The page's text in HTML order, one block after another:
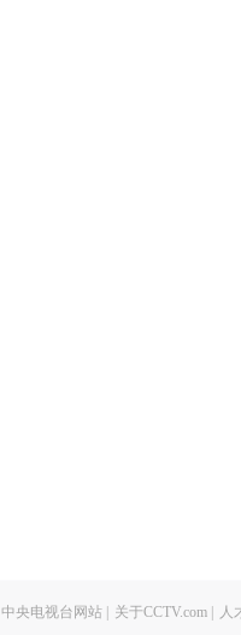
中央电视台网站 关于CCTV.com 人